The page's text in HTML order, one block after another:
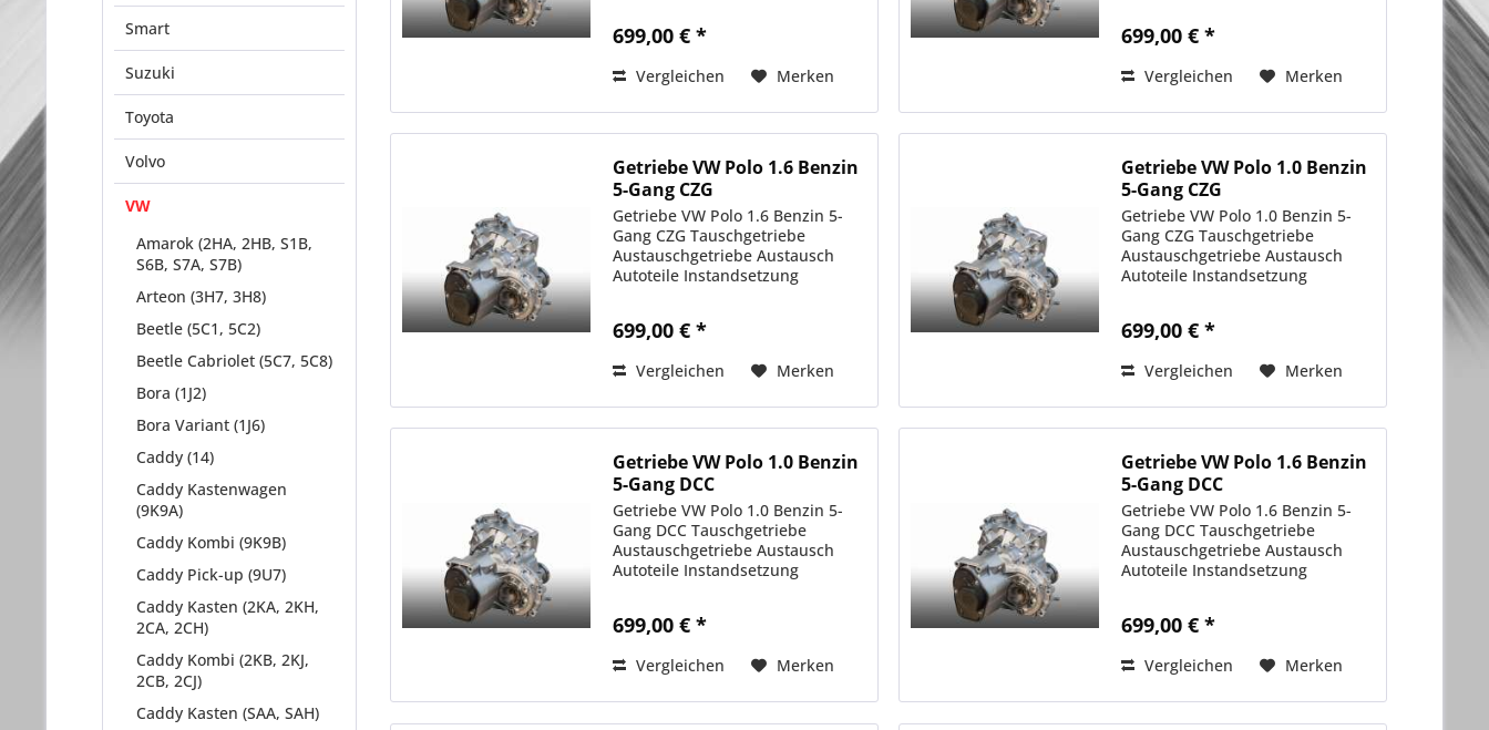
Smart
Suzuki
Toyota
Volvo
VW
Amarok (2HA, 2HB, S1B,
S6B, S7A, S7B)
Arteon (3H7, 3H8)
Beetle (5C1, 5C2)
Beetle Cabriolet (5C7, 5C8)
Bora (1J2)
Bora Variant (1J6)
Caddy (14)
Caddy Kastenwagen
(9K9A)
Caddy Kombi (9K9B)
Caddy Pick-up (9U7)
Caddy Kasten (2KA, 2KH,
2CA, 2CH)
Caddy Kombi (2KB, 2KJ,
2CB, 2CJ)
Caddy Kasten (SAA, SAH)
699,00 € *
Vergleichen Merken
699,00 € *
Vergleichen Merken
Getriebe VW Polo 1.6 Benzin
5-Gang CZG
Getriebe VW Polo 1.6 Benzin 5-
Gang CZG Tauschgetriebe
Austauschgetriebe Austausch
Autoteile Instandsetzung
699,00 € *
Vergleichen Merken
Getriebe VW Polo 1.0 Benzin
5-Gang CZG
Getriebe VW Polo 1.0 Benzin 5-
Gang CZG Tauschgetriebe
Austauschgetriebe Austausch
Autoteile Instandsetzung
699,00 € *
Vergleichen Merken
Getriebe VW Polo 1.0 Benzin
5-Gang DCC
Getriebe VW Polo 1.0 Benzin 5-
Gang DCC Tauschgetriebe
Austauschgetriebe Austausch
Autoteile Instandsetzung
699,00 € *
Vergleichen Merken
Getriebe VW Polo 1.6 Benzin
5-Gang DCC
Getriebe VW Polo 1.6 Benzin 5-
Gang DCC Tauschgetriebe
Austauschgetriebe Austausch
Autoteile Instandsetzung
699,00 € *
Vergleichen Merken